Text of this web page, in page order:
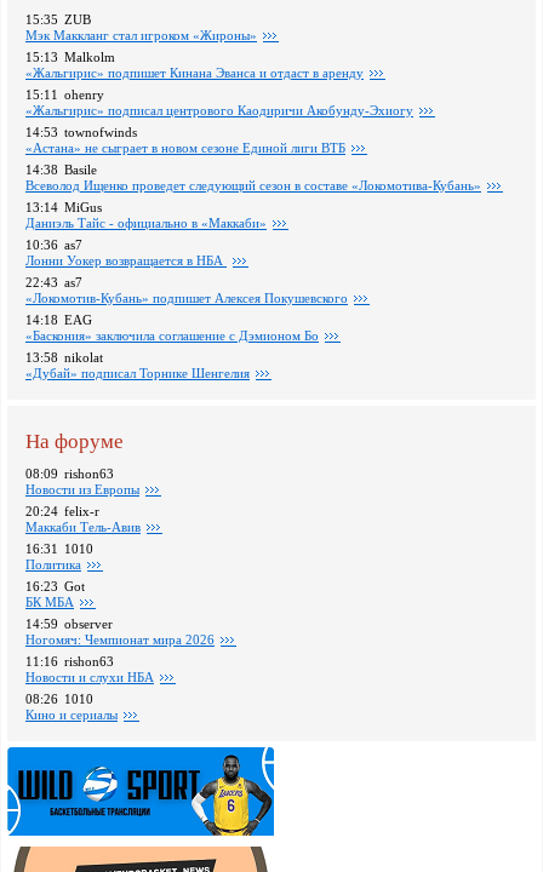
15:35 ZUB
Мэк Маккланг стал игроком «Жироны»
15:13 Malkolm
«Жальгирис» подпишет Кинана Эванса и отдаст в аренду
15:11 ohenry
«Жальгирис» подписал центрового Каодиричи Акобунду-Эхиогу
14:53 townofwinds
«Астана» не сыграет в новом сезоне Единой лиги ВТБ
14:38 Basile
Всеволод Ищенко проведет следующий сезон в составе «Локомотива-Кубань»
13:14 MiGus
Даниэль Тайс - официально в «Маккаби»
10:36 as7
Лонни Уокер возвращается в НБА
22:43 as7
«Локомотив-Кубань» подпишет Алексея Покушевского
14:18 EAG
«Баскония» заключила соглашение с Дэмионом Бо
13:58 nikolat
«Дубай» подписал Торнике Шенгелия
На форуме
08:09 rishon63
Новости из Европы
20:24 felix-r
Маккаби Тель-Авив
16:31
1010
Политика
16:23 Got
БК МБА
14:59 observer
Ногомяч: Чемпионат мира 2026
11:16 rishon63
Новости и слухи НБА
08:26 1010
Кино и сериалы